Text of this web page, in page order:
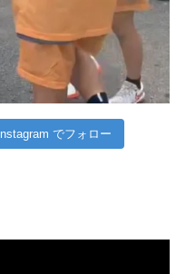
Instagram でフォロー